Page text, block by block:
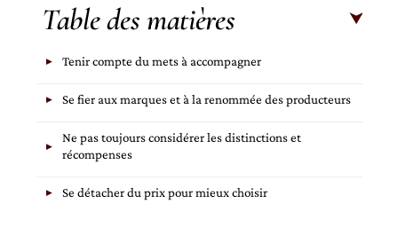
Table des matières
Tenir compte du mets à accompagner
Se fier aux marques et à la renommée des producteurs
Ne pas toujours considérer les distinctions et
récompenses
Se détacher du prix pour mieux choisir